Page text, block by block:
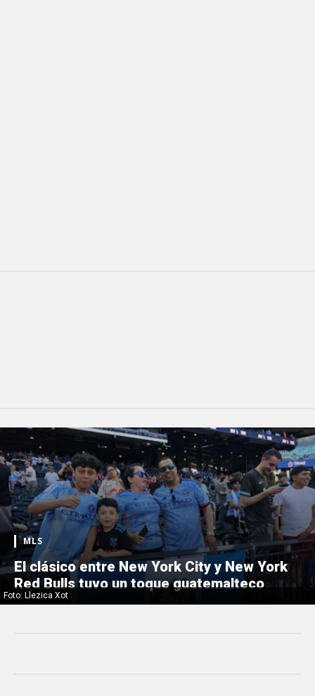
Foto: Llezica Xot
MLS
El clásico entre New York City y New York
Red Bulls tuvo un toque guatemalteco